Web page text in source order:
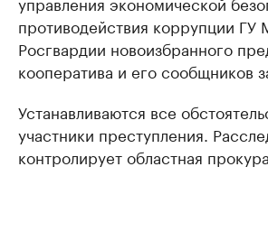
противодействия коррупции ГУ
Росгвардии новоизбранного
кооператива и его сообщников
Устанавливаются все
участники преступления.
контролирует областная